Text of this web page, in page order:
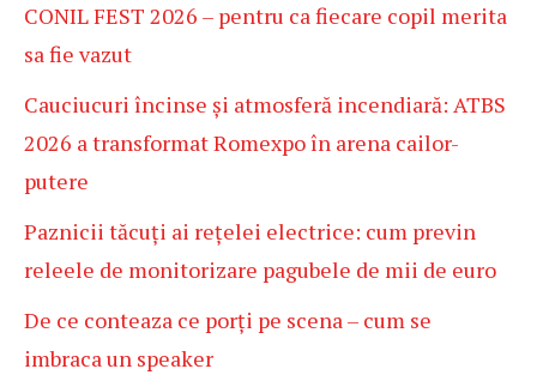
CONIL FEST 2026 – pentru ca fiecare copil merita
sa fie vazut
Cauciucuri încinse și atmosferă incendiară: ATBS
2026 a transformat Romexpo în arena cailor-
putere
Paznicii tăcuți ai rețelei electrice: cum previn
releele de monitorizare pagubele de mii de euro
De ce conteaza ce porți pe scena – cum se
imbraca un speaker